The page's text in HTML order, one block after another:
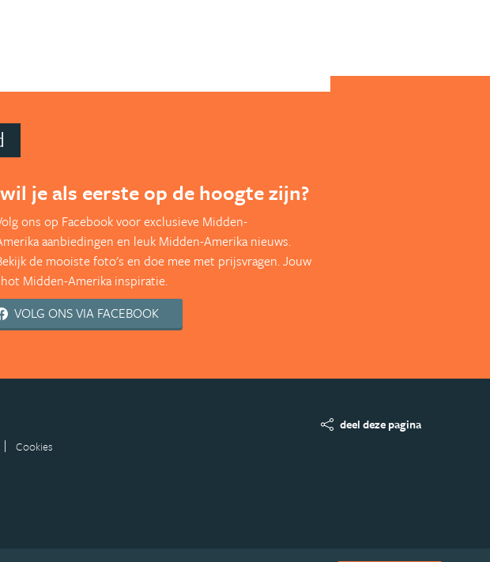
je als eerste op de hoogte zijn?
ons op Facebook voor exclusieve Midden-
aanbiedingen en leuk Midden-Amerika nieuws.
de mooiste foto's en doe mee met prijsvragen. Jouw
Midden-Amerika inspiratie.
VOLG ONS VIA FACEBOOK
deel deze pagina
Cookies